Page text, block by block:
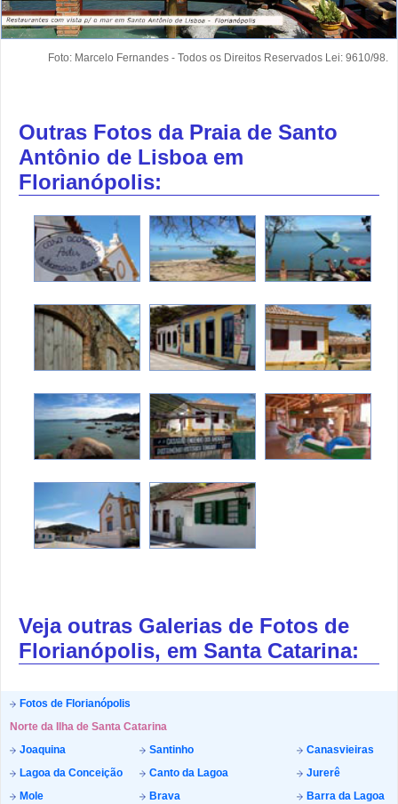
Foto: Marcelo Fernandes - Todos os Direitos Reservados Lei: 9610/98.
Outras Fotos da Praia de Santo
Antônio de Lisboa em
Florianópolis:
Veja outras Galerias de Fotos de
Florianópolis, em Santa Catarina:
Fotos de Florianópolis
Norte da Ilha de Santa Catarina
Joaquina
Santinho
Canasvieiras
Lagoa da Conceição
Canto da Lagoa
Jurerê
Mole
Brava
Barra da Lagoa